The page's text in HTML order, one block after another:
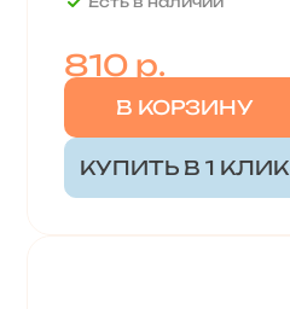
810 р.
В КОРЗИНУ
КУПИТЬ В 1 КЛИК